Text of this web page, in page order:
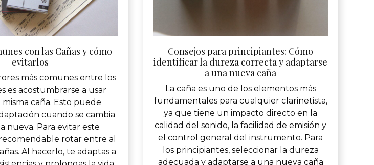
con las Cañas y cómo
evitarlos
más comunes entre los
es acostumbrarse a usar
caña. Esto puede
cuando se cambia
nueva. Para evitar este
rotar entre al
Al hacerlo, te adaptas a
Consejos para principiantes: Cómo
identificar la dureza correcta y adaptarse
a una nueva caña
La caña es uno de los elementos más
fundamentales para cualquier clarinetista,
ya que tiene un impacto directo en la
calidad del sonido, la facilidad de emisión y
el control general del instrumento. Para
los principiantes, seleccionar la dureza
adecuada y adaptarse a una nueva caña